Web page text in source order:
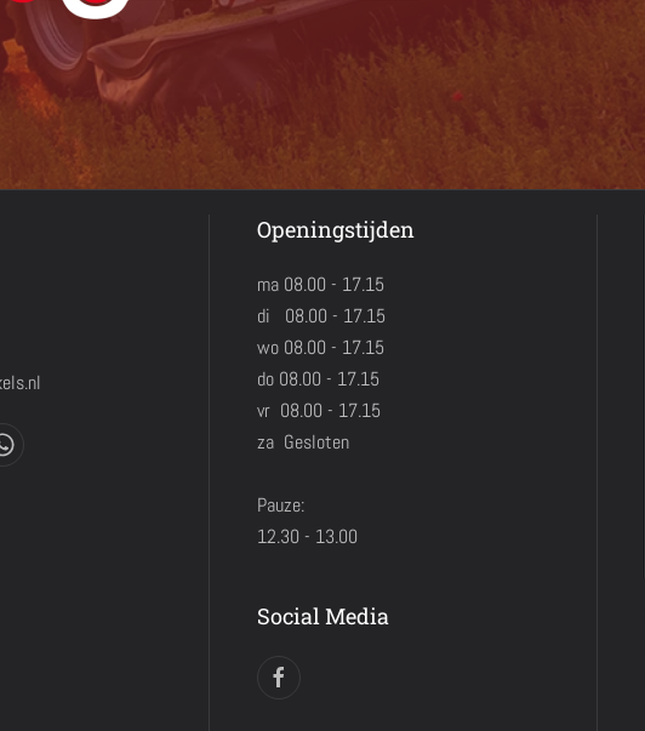
Openingstijden
ma 08.00 - 17.15
di 08.00 - 17.15
wo 08.00 - 17.15
do 08.00 - 17.15
vr 08.00 - 17.15
za Gesloten
Pauze:
12.30 - 13.00
Social Media